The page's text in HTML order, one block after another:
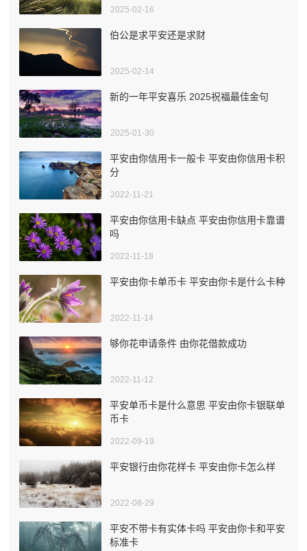
2025-02-16
伯公是求平安还是求财
2025-02-14
新的一年平安喜乐 2025祝福最佳金句
2025-01-30
平安由你信用卡一般卡 平安由你信用卡积
分
2022-11-21
平安由你信用卡缺点 平安由你信用卡靠谱
吗
2022-11-18
平安由你卡单币卡 平安由你卡是什么卡种
2022-11-14
够你花申请条件 由你花借款成功
2022-11-12
平安单币卡是什么意思 平安由你卡银联单
币卡
2022-09-19
平安银行由你花样卡 平安由你卡怎么样
2022-08-29
平安不带卡有实体卡吗 平安由你卡和平安
标准卡